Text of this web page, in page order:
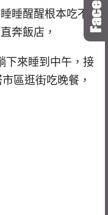
睡醒醒根本吃不
奔飯店，
下來睡到中午，接
區逛街吃晚餐，